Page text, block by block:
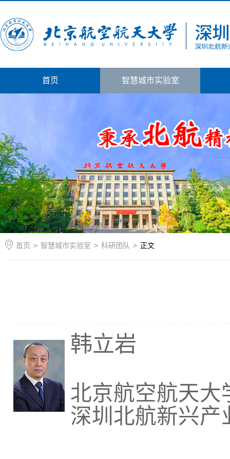
首页 智慧城市实验室
首页 > 智慧城市实验室 > 科研团队 > 正文
韩立岩
北京航空航天大
深圳北航新兴产